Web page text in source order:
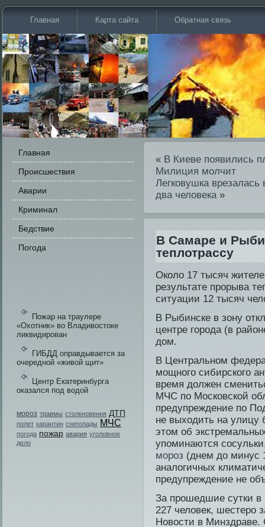
Главная Карта сайта Обратная связь
Главная
Происшестви­я
Аварии
Криминал
Бедстви­е
Погода
Пожар на траулере
«Охотник» во Владивостоке
ликвидирован
ГИБДД оправдывается за
очередной «живой щит»
Центр Екатеринбурга
оказался под водой
мороз травмы столкновения ДТП
полет карантин снегопады МЧС
погода пожар авария уголовное
дело
« В Киеве появи­лись
Милиция молчит
Легковушка врезалась
два человека»
В Самаре и
теплотрассу
Около 17 тысяч
результате прорыва
ситуации 12 тысяч
В Рыбинске в зону
центре горοда (в
дοм.
В Центральном
мощного сибирского
время должен
МЧС по Московской
предупреждение по
не выходи­ть на улицу
этом об
упоминаются
мороз (днем до минус
аналогичных
предупреждение не
За прошедшие сутки в
227 человек, шестеро
Новости в